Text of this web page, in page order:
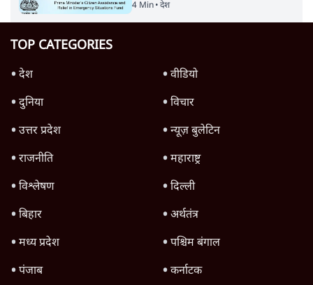
4 Min• देश
TOP CATEGORIES
देश
वीडियो
दुनिया
विचार
उत्तर प्रदेश
न्यूज़ बुलेटिन
राजनीति
महाराष्ट्र
विश्लेषण
दिल्ली
बिहार
अर्थतंत्र
मध्य प्रदेश
पश्चिम बंगाल
पंजाब
कर्नाटक